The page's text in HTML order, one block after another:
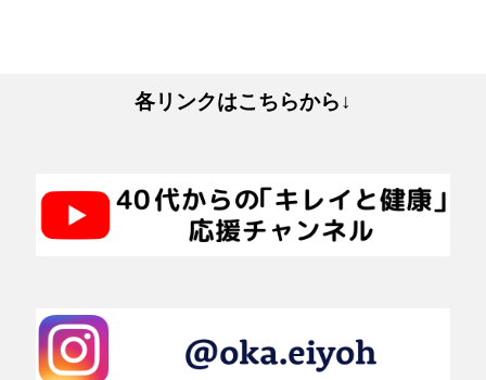
各リンクはこちらから↓